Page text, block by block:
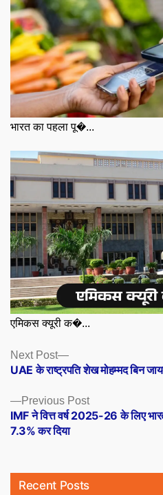
भारत का पहला पू�...
एमिकस क्यूरी क�...
Posts
navigation
Previous PostPrevious
post:
IMF ने वित्त वर्ष 2025-26 के लिए
7.3% कर दिया
Next Post
Next
post:
UAE के राष्ट्रपति शेख मोहम्मद बिन
Recent Posts